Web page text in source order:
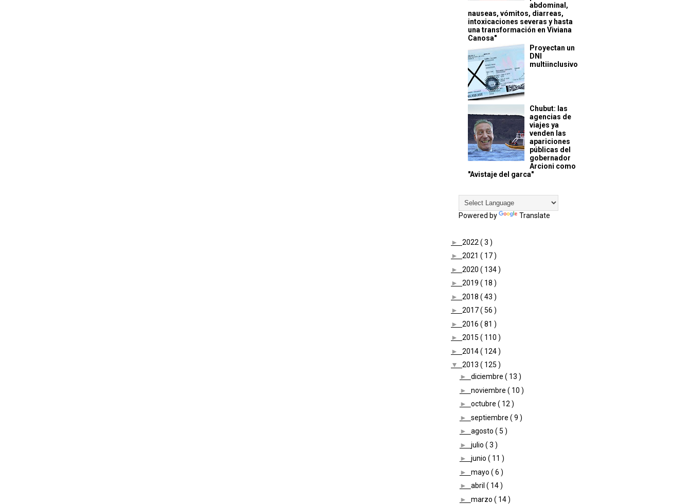
abdominal,
nauseas, vómitos, diarreas,
intoxicaciones severas y hasta
una transformación en Viviana
Canosa"
Proyectan un
DNI
multiinclusivo
Chubut: las
agencias de
viajes ya
venden las
apariciones
públicas del
gobernador
Arcioni como
"Avistaje del garca"
Powered by Translate
► 2022 ( 3 )
► 2021 ( 17 )
► 2020 ( 134 )
► 2019 ( 18 )
► 2018 ( 43 )
► 2017( 56 )
► 2016 ( 81 )
► 2015 ( 110 )
► 2014( 124 )
▼ 2013 ( 125 )
► diciembre ( 13 )
► noviembre ( 10 )
► octubre ( 12 )
► septiembre ( 9 )
► agosto ( 5 )
► julio ( 3 )
► junio ( 11 )
► mayo ( 6 )
► abril ( 14 )
► marzo ( 14 )